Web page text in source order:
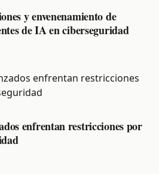
y envenenamiento de
de IA en ciberseguridad
enfrentan restricciones por